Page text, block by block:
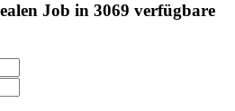
Job in 3069 verfügbare